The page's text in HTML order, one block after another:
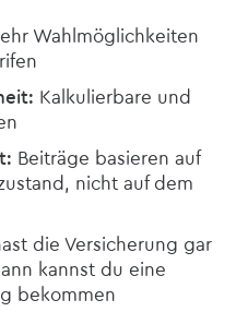
Wahlmöglichkeiten
Kalkulierbare und
Beiträge basieren auf
nicht auf dem
die Versicherung gar
kannst du eine
bekommen